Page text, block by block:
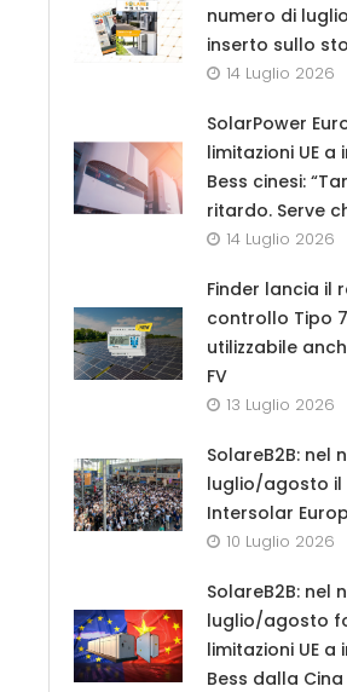
numero di
inserto sullo
14 Luglio 2026
SolarPower
limitazioni UE a
Bess cinesi:
ritardo. Serve
14 Luglio 2026
Finder lancia il
controllo Tipo
utilizzabile
FV
13 Luglio 2026
SolareB2B: nel
luglio/agosto il
Intersolar
10 Luglio 2026
SolareB2B: nel
luglio/agosto
limitazioni UE a
Bess dalla Cina